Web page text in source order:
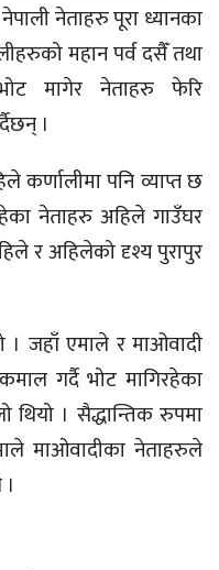
नेताहरु पूरा ध्यानका
महान पर्व दसैँ तथा
मागेर नेताहरु फेरि
।
कर्णालीमा पनि व्याप्त छ
नेताहरु अहिले गाउँघर
र अहिलेको दृश्य पुरापुर
। जहाँ एमाले र माओवादी
गर्दै भोट मागिरहेका
थियो । सैद्धान्तिक रुपमा
माओवादीका नेताहरुले